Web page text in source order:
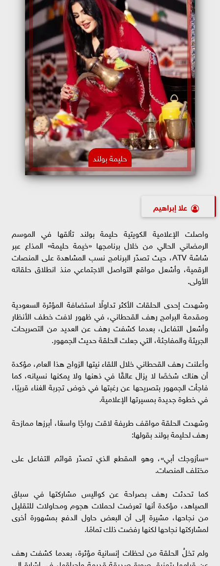
حليمة بولند
علا إبراهيم
واصلت الإعلامية الكويتية حليمة بولند تألقها في الموسم
الرمضاني الحالي من خلال برنامجها «خيمة حليمة» المذاع عبر
شاشة ATV، حيث تصدّر البرنامج نسب المشاهدة على المنصات
الرقمية، وأشعل مواقع التواصل الاجتماعي منذ انطلاق حلقاته
الأولى.
وشهدت إحدى الحلقات الأكثر تداولًا استضافة المؤثرة السعودية
ومقدمة البرامج رهف القحطاني، في ظهور لافت خطف الأنظار
وأشعل التفاعل، بعدما كشفت رهف عن العديد من التصريحات
الجريئة والمفاجئة، التي جعلت الحلقة حديث الجمهور.
وأعلنت رهف القحطاني خلال اللقاء نيتها الزواج هذا العام، مؤكدة
أن هناك شخصًا لا يزال عالقًا في ذهنها ولا يمكنها نسيانه، كما
فاجأت الجمهور بتصريحها عن رغبتها في خوض تجربة الغناء قريبًا،
في خطوة جديدة بمسيرتها الإعلامية.
وشهدت الحلقة مواقف طريفة لاقت رواجًا واسعًا، أبرزها ممازحة
رهف لحليمة بولند بقولها:
«سأزوجك أبي»، وهو المقطع الذي تصدّر قوائم التفاعل على
مختلف المنصات.
كما تحدثت رهف بصراحة عن كواليس مشاركتها في سباق
الصياهد، مؤكدة أنها تعرضت لحملات هجوم ومحاولات للتقليل
من نجاحها، مشيرة إلى أن البعض حاول الدفع بمشهورة أخرى
لمشاركتها نجاحها لكنها رفضت ذلك تمامًا.
ولم تخلُ الحلقة من لحظات إنسانية مؤثرة، بعدما كشفت رهف